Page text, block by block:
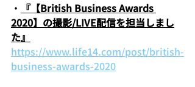
・
『【British Business Awards
2020】の撮影/LIVE配信を担当しまし
た』
https://www.life14.com/post/british-
business-awards-2020